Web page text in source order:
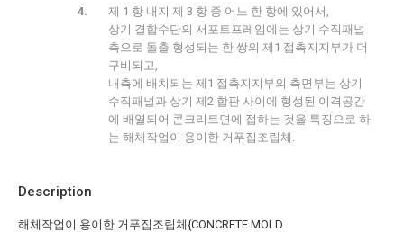
Description
해체작업이 용이한 거푸집조립체{CONCRETE MOLD
제 1 항 내지 제 3 항 중 어느 한 항에 있어서,
상기 결합수단의 서포트프레임에는 상기 수직패널
측으로 돌출 형성되는 한 쌍의 제1 접촉지지부가 더
구비되고,
내측에 배치되는 제1 접촉지지부의 측면부는 상기
수직패널과 상기 제2 합판 사이에 형성된 이격공간
에 배열되어 콘크리트면에 접하는 것을 특징으로 하
는 해체작업이 용이한 거푸집조립체.